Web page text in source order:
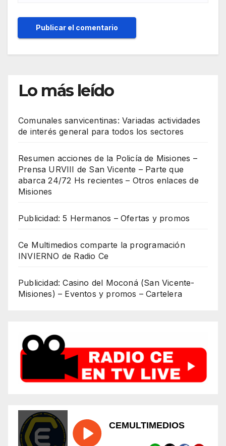
Lo más leído
Comunales sanvicentinas: Variadas actividades
de interés general para todos los sectores
Resumen acciones de la Policía de Misiones –
Prensa URVIII de San Vicente – Parte que
abarca 24/72 Hs recientes – Otros enlaces de
Misiones
Publicidad: 5 Hermanos – Ofertas y promos
Ce Multimedios comparte la programación
INVIERNO de Radio Ce
Publicidad: Casino del Moconá (San Vicente-
Misiones) – Eventos y promos – Cartelera